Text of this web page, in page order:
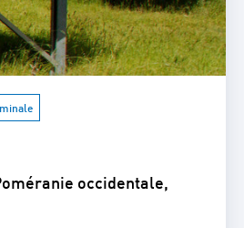
occidentale,